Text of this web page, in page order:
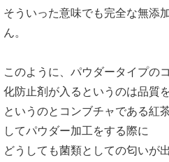
そういった意味でも完全な無添
ん。
このように、パウダータイプの
化防止剤が入るというのは品質
というのとコンブチャである紅
してパウダー加工をする際に
どうしても菌類としての匂いが